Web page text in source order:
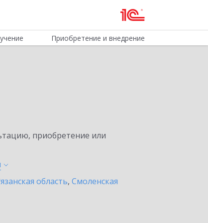
Приобретение и внедрение
приобретение или
область, Смоленская